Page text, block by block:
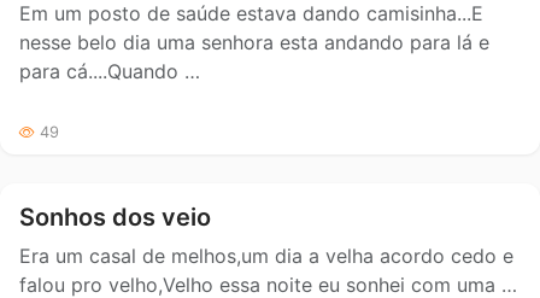
Em um posto de saúde estava dando camisinha...E
nesse belo dia uma senhora esta andando para lá e
para cá....Quando …
49
Sonhos dos veio
Era um casal de melhos,um dia a velha acordo cedo e
falou pro velho,Velho essa noite eu sonhei com uma …